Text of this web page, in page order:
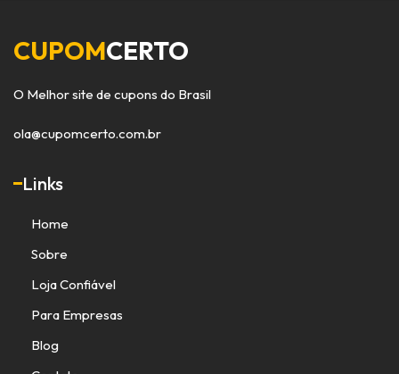
CUPOMCERTO
O Melhor site de cupons do Brasil
ola@cupomcerto.com.br
Links
Home
Sobre
Loja Confiável
Para Empresas
Blog